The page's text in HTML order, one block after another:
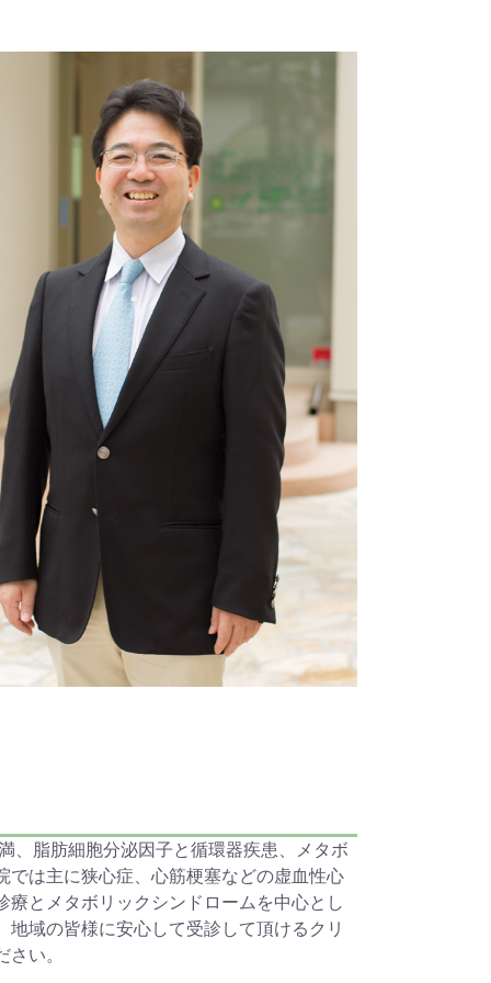
、脂肪細胞分泌因子と循環器疾患、メタボ
では主に狭心症、心筋梗塞などの虚血性心
とメタボリックシンドロームを中心とし
域の皆様に安心して受診して頂けるクリ
い。